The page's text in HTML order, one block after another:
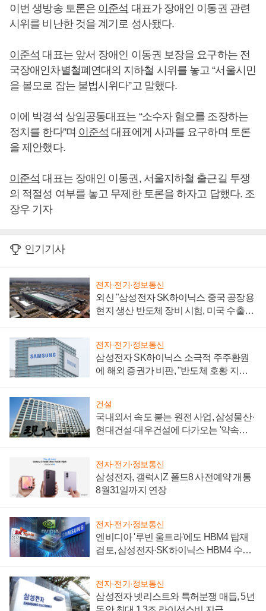
이번 생방송 토론은 이준석 대표가 장애인 이동권 관련
시위를 비난한 것을 계기로 성사됐다.
이준석 대표는 앞서 장애인 이동권 보장을 요구하는 전
국장애인차별철폐연대의 지하철 시위를 놓고 “서울시민
을 볼모로 잡는 불법시위다”고 말했다.
이에 박경석 상임공동대표는 “소수자 혐오를 조장하는
정치를 한다”며 이준석 대표에게 사과를 요구하며 토론
을 제안했다.
이준석 대표는 장애인 이동권, 서울지하철 출근길 투쟁
의 적절성 여부를 놓고 무제한 토론을 하자고 답했다. 조
장우 기자
인기기사
전자·전기·정보통신
외신 "삼성전자 SK하이닉스 중국 공장용
현지 생산 반도체 장비 시험, 미국 수출통
전자·전기·정보통신
삼성전자 SK하이닉스 소극적 주주환원
에 해외 증권가 비판, "반도체 호황 지속
건설
국내외서 속도 붙는 원전 사업, 삼성물산·
현대건설·대우건설에 다가오는 '약속의
전자·전기·정보통신
삼성전자, 갤럭시Z 폴드8 사전예약 개통
8월31일까지 연장
전자·전기·정보통신
엔비디아 '루빈 울트라'에도 HBM4 탑재
검토, 삼성전자·SK하이닉스 HBM4 수율
전자·전기·정보통신
삼성전자 넷리스트와 특허분쟁 매듭, 5년